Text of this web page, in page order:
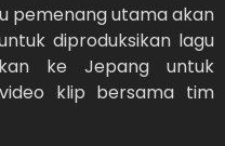
pemenang utama akan
diproduksikan lagu
ke Jepang untuk
klip bersama tim